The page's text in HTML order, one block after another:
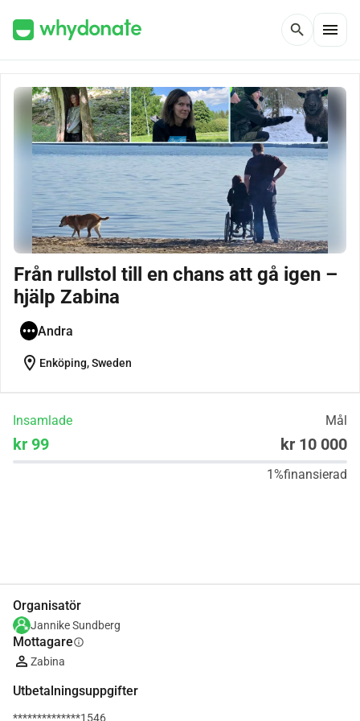
search menu
Från rullstol till en chans att gå igen –
hjälp Zabina
Andra
location_on Enköping, Sweden
Insamlade Mål
kr 99 kr 10 000
1%finansierad
Organisatör
Jannike Sundberg
Mottagareinfo
Zabina
Utbetalningsuppgifter
**************1546